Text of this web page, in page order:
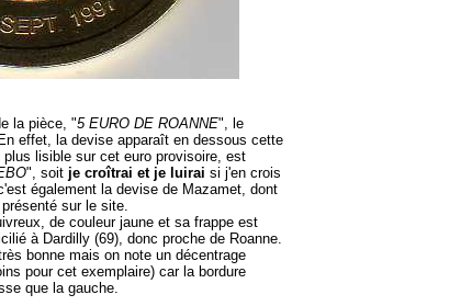
la pièce, "5 EURO DE ROANNE", le
effet, la devise apparaît en dessous cette
lisible sur cet euro provisoire, est
", soit je croîtrai et je luirai si j'en crois
également la devise de Mazamet, dont
sur le site.
de couleur jaune et sa frappe est
à Dardilly (69), donc proche de Roanne.
bonne mais on note un décentrage
pour cet exemplaire) car la bordure
que la gauche.